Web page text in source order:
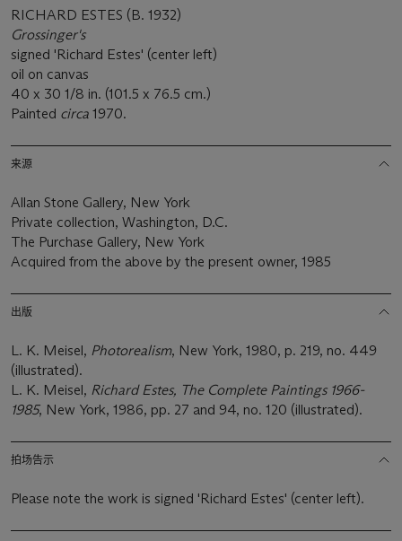
RICHARD ESTES (B. 1932)
Grossinger's
signed 'Richard Estes' (center left)
oil on canvas
40 x 30 1/8 in. (101.5 x 76.5 cm.)
Painted circa 1970.
来源
Allan Stone Gallery, New York
Private collection, Washington, D.C.
The Purchase Gallery, New York
Acquired from the above by the present owner, 1985
出版
L. K. Meisel, Photorealism, New York, 1980, p. 219, no. 449
(illustrated).
L. K. Meisel, Richard Estes, The Complete Paintings 1966-
1985, New York, 1986, pp. 27 and 94, no. 120 (illustrated).
拍场告示
Please note the work is signed 'Richard Estes' (center left).